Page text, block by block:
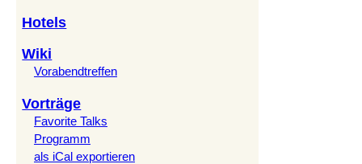
Hotels
Wiki
Vorabendtreffen
Vorträge
Favorite Talks
Programm
als iCal exportieren